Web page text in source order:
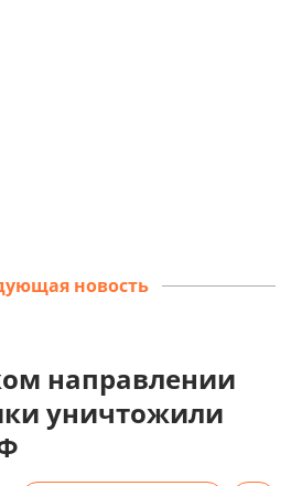
новость
направлении
уничтожили